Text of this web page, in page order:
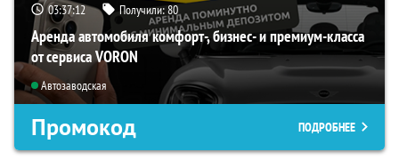
03:37:11 Получили:80
Аренда автомобиля комфорт-, бизнес- и премиум-класса
от сервиса VORON
Автозаводская
Промокод ПОДРОБНЕЕ